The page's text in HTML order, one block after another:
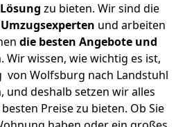
Lösung zu bieten. Wir sind die
und arbeiten
die besten Angebote und
Wir wissen, wie wichtig es ist,
von Wolfsburg nach Landstuhl
und deshalb setzen wir alles
Preise zu bieten. Ob Sie